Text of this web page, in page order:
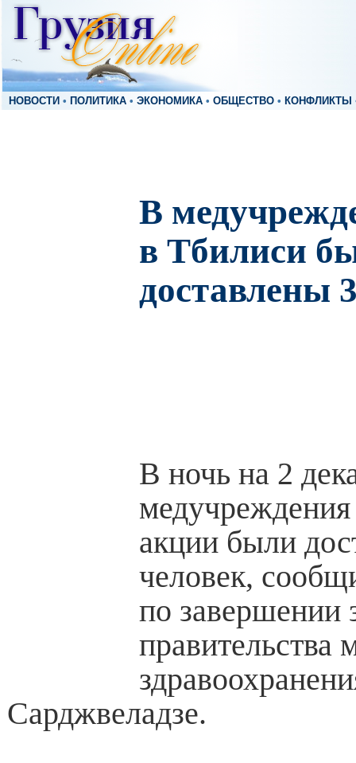
НОВОСТИ • ПОЛИТИКА • ЭКОНОМИКА • ОБЩЕСТВО • КОНФЛИКТЫ
В
в Тбилиси
доставлены
В ночь на 2
акции были
человек,
по завершении
правительства
Сарджвеладзе.